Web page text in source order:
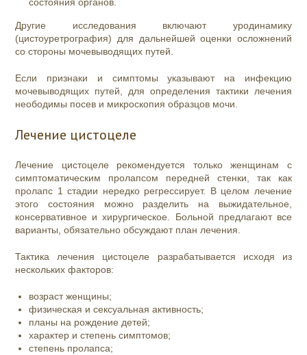
состояния органов.
Другие исследования включают уродинамику
(цистоуретрография) для дальнейшей оценки осложнений
со стороны мочевыводящих путей.
Если признаки и симптомы указывают на инфекцию
мочевыводящих путей, для определения тактики лечения
неободимы посев и микроскопия образцов мочи.
Лечение цистоцеле
Лечение цистоцеле рекомендуется только женщинам с
симптоматическим пролапсом передней стенки, так как
пролапс 1 стадии нередко регрессирует. В целом лечение
этого состояния можно разделить на выжидательное,
консервативное и хирургическое. Больной предлагают все
варианты, обязательно обсуждают план лечения.
Тактика лечения цистоцеле разрабатывается исходя из
нескольких факторов:
возраст женщины;
физическая и сексуальная активность;
планы на рождение детей;
характер и степень симптомов;
степень пролапса;